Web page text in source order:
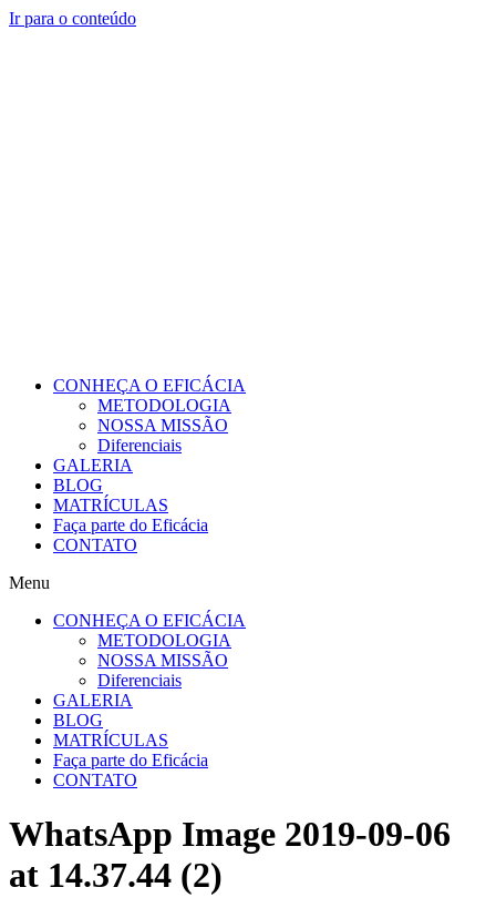
Ir para o conteúdo
CONHEÇA O EFICÁCIA
METODOLOGIA
NOSSA MISSÃO
Diferenciais
GALERIA
BLOG
MATRÍCULAS
Faça parte do Eficácia
CONTATO
Menu
CONHEÇA O EFICÁCIA
METODOLOGIA
NOSSA MISSÃO
Diferenciais
GALERIA
BLOG
MATRÍCULAS
Faça parte do Eficácia
CONTATO
WhatsApp Image 2019-09-06
at 14.37.44 (2)